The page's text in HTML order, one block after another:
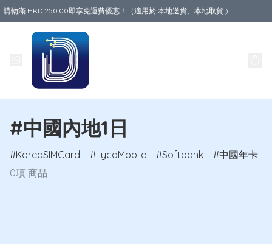
購物滿 HKD 250.00即享免運費優惠！（適用於 本地送貨、本地取貨 )
#中國內地1日
KoreaSIMCard LycaMobile Softbank
中國年卡
0項 商品